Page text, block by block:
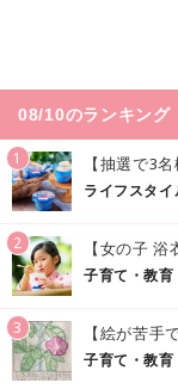
08/10のランキング
1
ライフスタイ
2
子育て・教育
3
子育て・教育